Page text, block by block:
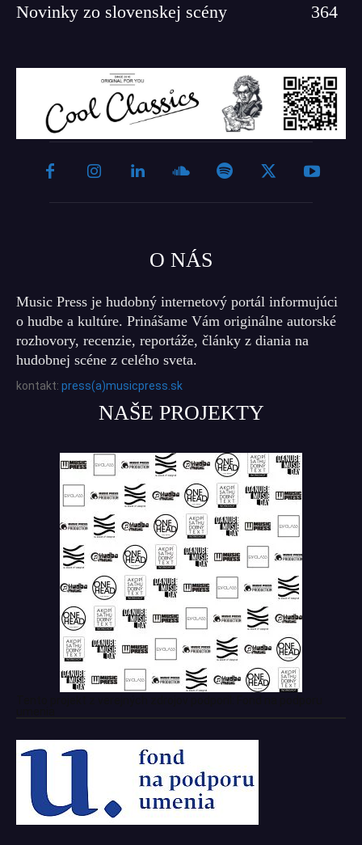
Novinky zo slovenskej scény
364
O NÁS
Music Press je hudobný internetový portál informujúci
o hudbe a kultúre. Prinášame Vám originálne autorské
rozhovory, recenzie, reportáže, články z diania na
hudobnej scéne z celého sveta.
kontakt: press(a)musicpress.sk
NAŠE PROJEKTY